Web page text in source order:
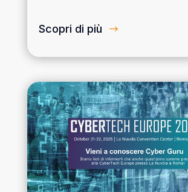
Scopri di più